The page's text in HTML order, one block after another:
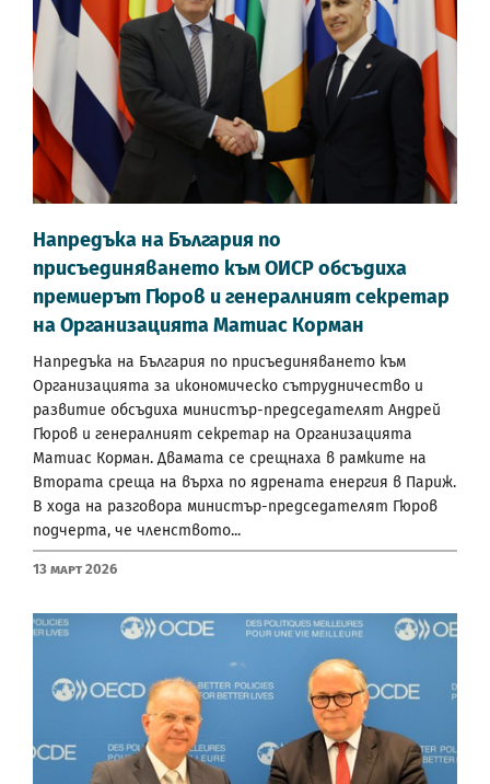
Напредъка на България по
присъединяването към ОИСР обсъдиха
премиерът Гюров и генералният секретар
на Организацията Матиас Корман
Напредъка на България по присъединяването към
Организацията за икономическо сътрудничество и
развитие обсъдиха министър-председателят Андрей
Гюров и генералният секретар на Организацията
Матиас Корман. Двамата се срещнаха в рамките на
Втората среща на върха по ядрената енергия в Париж.
В хода на разговора министър-председателят Гюров
подчерта, че членството...
13 Март 2026